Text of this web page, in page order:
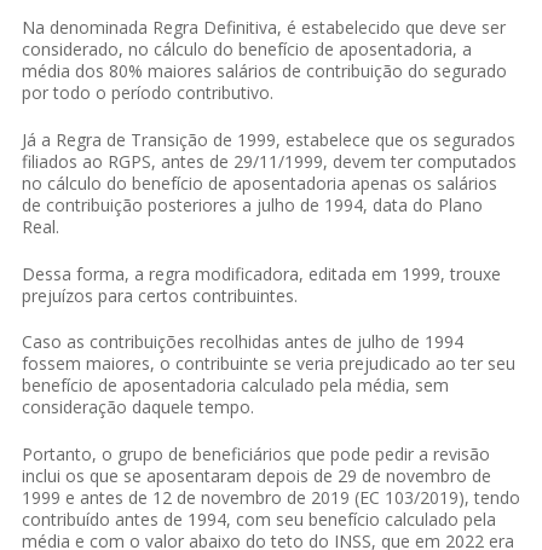
Na denominada Regra Definitiva, é estabelecido que deve ser
considerado, no cálculo do benefício de aposentadoria, a
média dos 80% maiores salários de contribuição do segurado
por todo o período contributivo.
Já a Regra de Transição de 1999, estabelece que os segurados
filiados ao RGPS, antes de 29/11/1999, devem ter computados
no cálculo do benefício de aposentadoria apenas os salários
de contribuição posteriores a julho de 1994, data do Plano
Real.
Dessa forma, a regra modificadora, editada em 1999, trouxe
prejuízos para certos contribuintes.
Caso as contribuições recolhidas antes de julho de 1994
fossem maiores, o contribuinte se veria prejudicado ao ter seu
benefício de aposentadoria calculado pela média, sem
consideração daquele tempo.
Portanto, o grupo de beneficiários que pode pedir a revisão
inclui os que se aposentaram depois de 29 de novembro de
1999 e antes de 12 de novembro de 2019 (EC 103/2019), tendo
contribuído antes de 1994, com seu benefício calculado pela
média e com o valor abaixo do teto do INSS, que em 2022 era